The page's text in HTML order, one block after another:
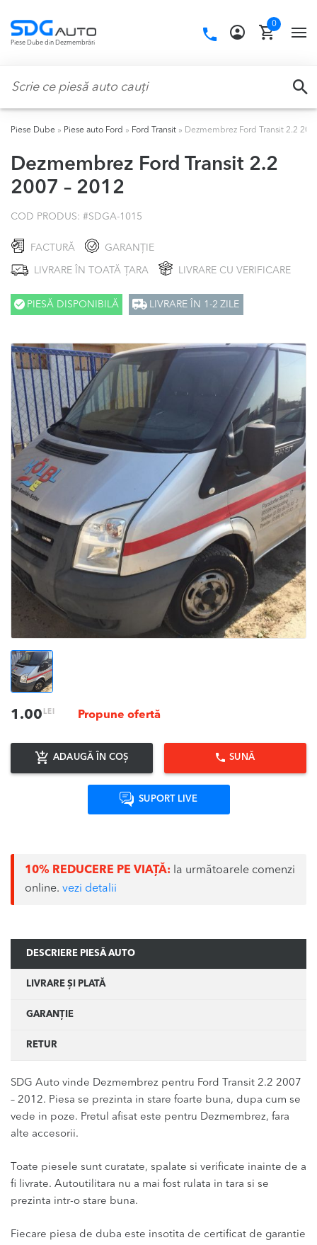
navigation
content
Piese Dube din Dezmembrări
Call
0
Piese Dube » Piese auto Ford » Ford Transit » Dezmembrez Ford Transit 2.2
Dezmembrez Ford Transit 2.2
2007 – 2012
COD PRODUS: #SDGA-1015
FACTURĂ GARANȚIE
LIVRARE ÎN TOATĂ ȚARA LIVRARE CU VERIFICARE
PIESĂ DISPONIBILĂ LIVRARE ÎN 1-2 ZILE
1.00 LEI Propune ofertă
ADAUGĂ ÎN COȘ SUNĂ
SUPORT LIVE
10% REDUCERE PE VIAȚĂ: la următoarele comenzi
online. vezi detalii
DESCRIERE PIESĂ AUTO
LIVRARE ȘI PLATĂ
GARANȚIE
RETUR
SDG Auto vinde Dezmembrez pentru Ford Transit 2.2 2007
– 2012. Piesa se prezinta in stare foarte buna, dupa cum se
vede in poze. Pretul afisat este pentru Dezmembrez, fara
alte accesorii.
Toate piesele sunt curatate, spalate si verificate inainte de a
fi livrate. Autoutilitara nu a mai fost rulata in tara si se
prezinta intr-o stare buna.
Fiecare piesa de duba este insotita de certificat de garantie